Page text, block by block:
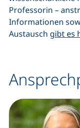
Professorin –
Informationen
Austausch gibt es